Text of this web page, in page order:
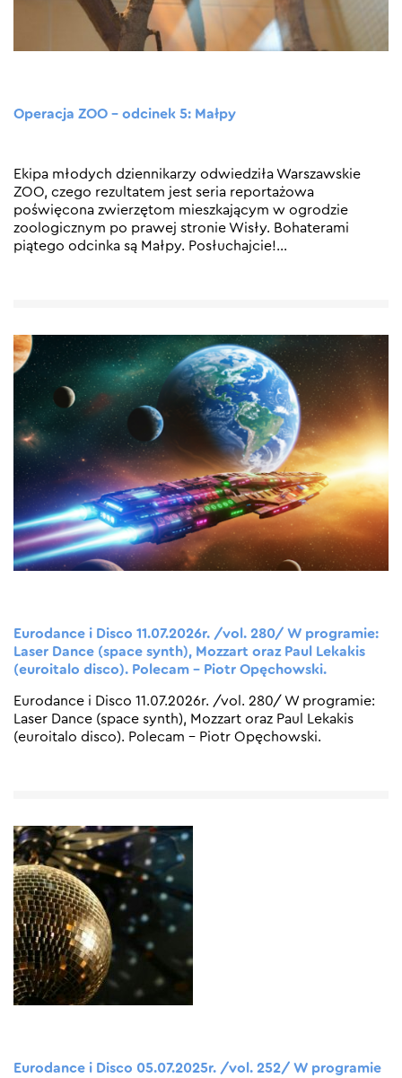
Operacja ZOO – odcinek 5: Małpy
Ekipa młodych dziennikarzy odwiedziła Warszawskie
ZOO, czego rezultatem jest seria reportażowa
poświęcona zwierzętom mieszkającym w ogrodzie
zoologicznym po prawej stronie Wisły. Bohaterami
piątego odcinka są Małpy. Posłuchajcie!…
Eurodance i Disco 11.07.2026r. /vol. 280/ W programie:
Laser Dance (space synth), Mozzart oraz Paul Lekakis
(euroitalo disco). Polecam – Piotr Opęchowski.
Eurodance i Disco 11.07.2026r. /vol. 280/ W programie:
Laser Dance (space synth), Mozzart oraz Paul Lekakis
(euroitalo disco). Polecam – Piotr Opęchowski.
Eurodance i Disco 05.07.2025r. /vol. 252/ W programie